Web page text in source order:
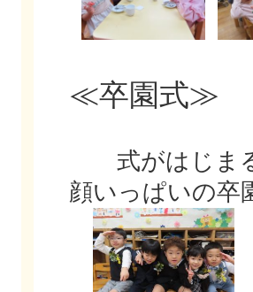
≪卒園式≫
式がはじまる
顔いっぱいの卒